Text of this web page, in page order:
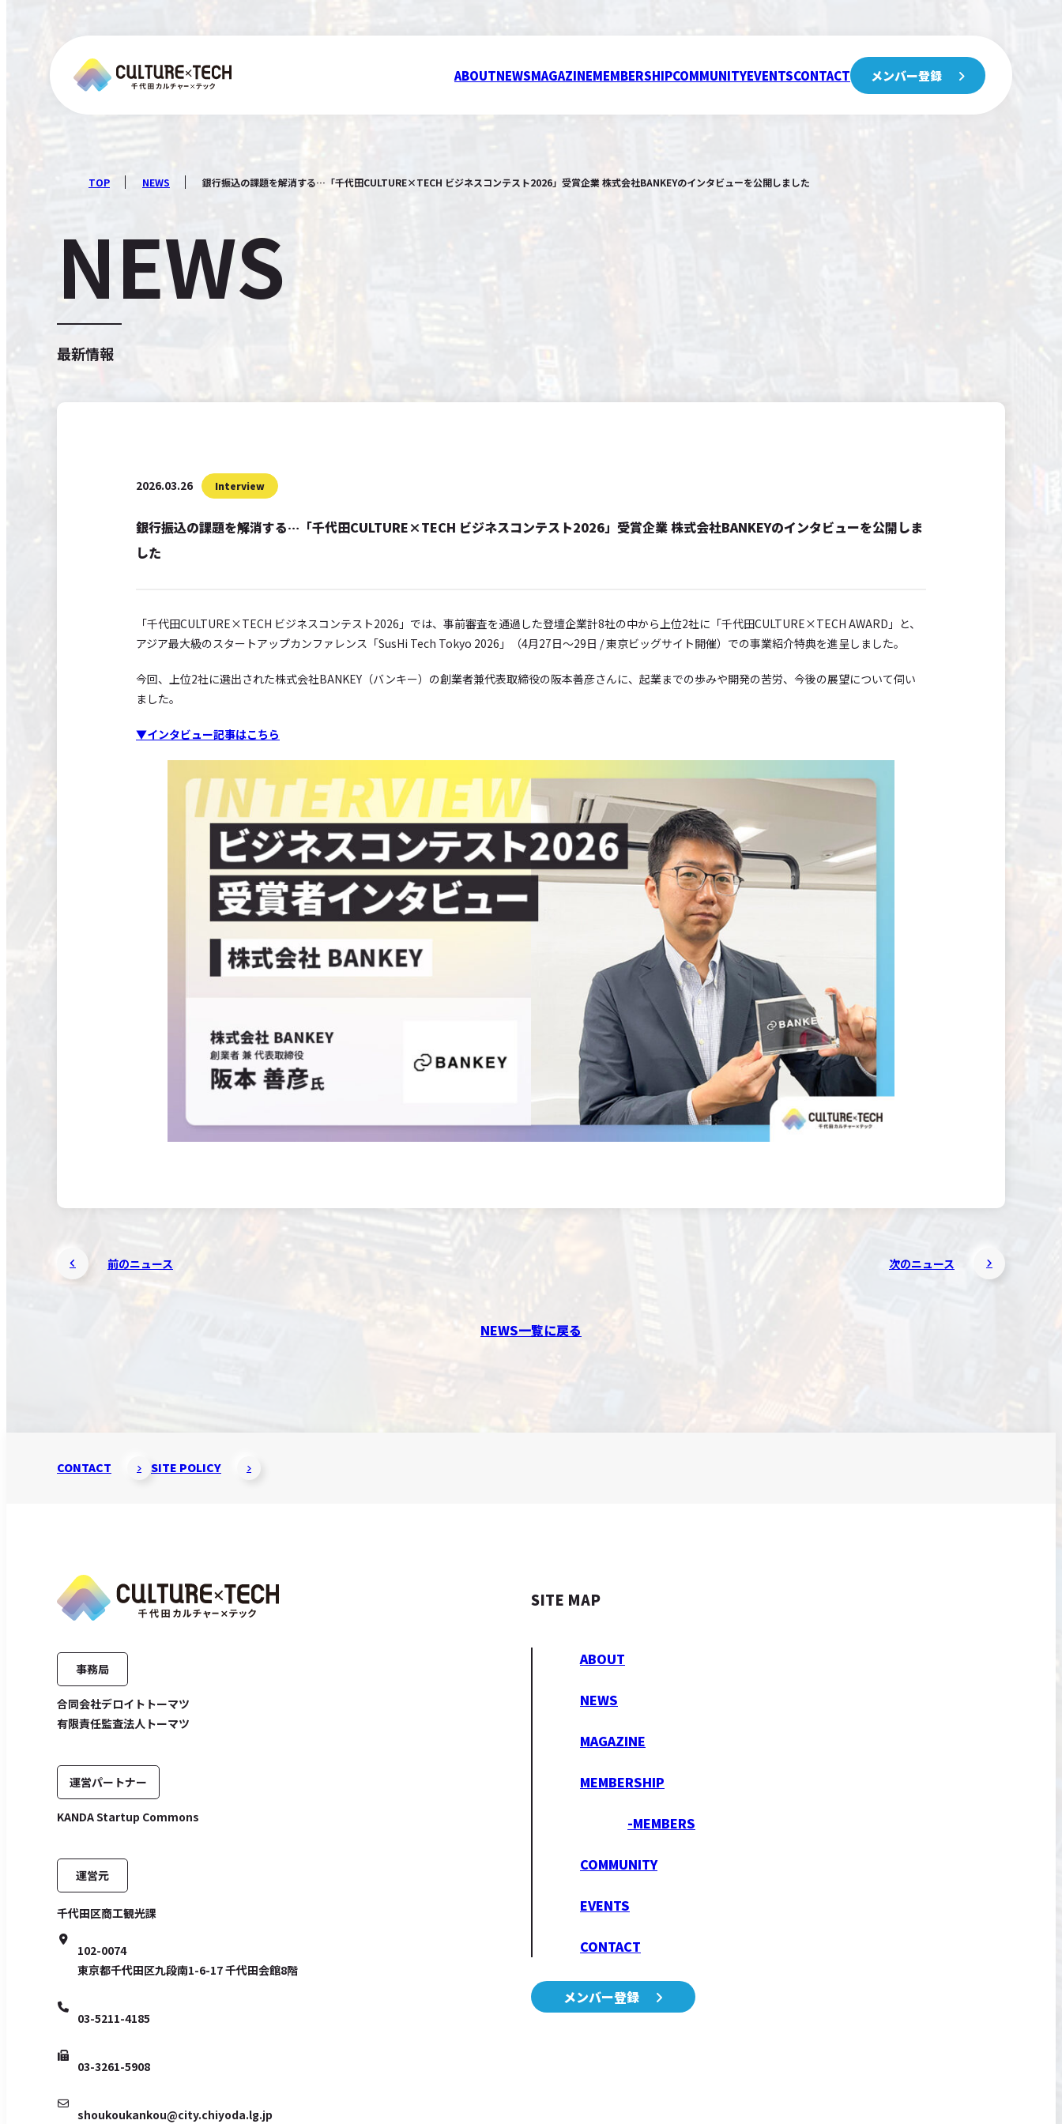
ABOUTNEWSMAGAZINEMEMBERSHIPCOMMUNITYEVENTSCONTACT メンバー登録
TOP NEWS 銀行振込の課題を解消する…「千代田CULTURE×TECH ビジネスコンテスト2026」受賞企業 株式会社BANKEYのインタビューを公開しました
NEWS
最新情報
2026.03.26 Interview
銀行振込の課題を解消する…「千代田CULTURE×TECH ビジネスコンテスト2026」受賞企業 株式会社BANKEYのインタビューを公開しま
した
「千代田CULTURE×TECH ビジネスコンテスト2026」では、事前審査を通過した登壇企業計8社の中から上位2社に「千代田CULTURE×TECH AWARD」と、
アジア最大級のスタートアップカンファレンス「SusHi Tech Tokyo 2026」（4月27日～29日 / 東京ビッグサイト開催）での事業紹介特典を進呈しました。
今回、上位2社に選出された株式会社BANKEY（バンキー）の創業者兼代表取締役の阪本善彦さんに、起業までの歩みや開発の苦労、今後の展望について伺い
ました。
▼インタビュー記事はこちら
前のニュース 次のニュース
NEWS一覧に戻る
CONTACT SITE POLICY
SITE MAP
ABOUT
NEWS
MAGAZINE
MEMBERSHIP
-MEMBERS
COMMUNITY
EVENTS
CONTACT
メンバー登録
事務局
合同会社デロイトトーマツ
有限責任監査法人トーマツ
運営パートナー
KANDA Startup Commons
運営元
千代田区商工観光課
102-0074
東京都千代田区九段南1-6-17千代田会館8階
03-5211-4185
03-3261-5908
shoukoukankou@city.chiyoda.lg.jp